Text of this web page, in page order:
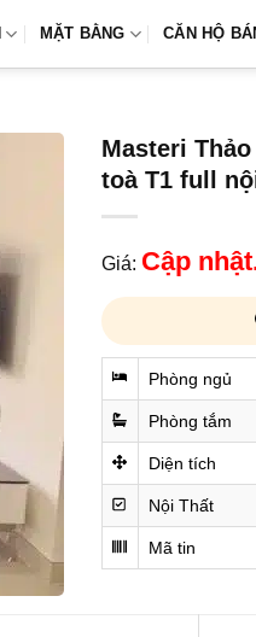
MẶT BẰNG CĂN HỘ
Masteri
toà T1 full
Giá: Cập
Phòng ngủ
Phòng tắm
Diện tích
Nội Thất
Mã tin